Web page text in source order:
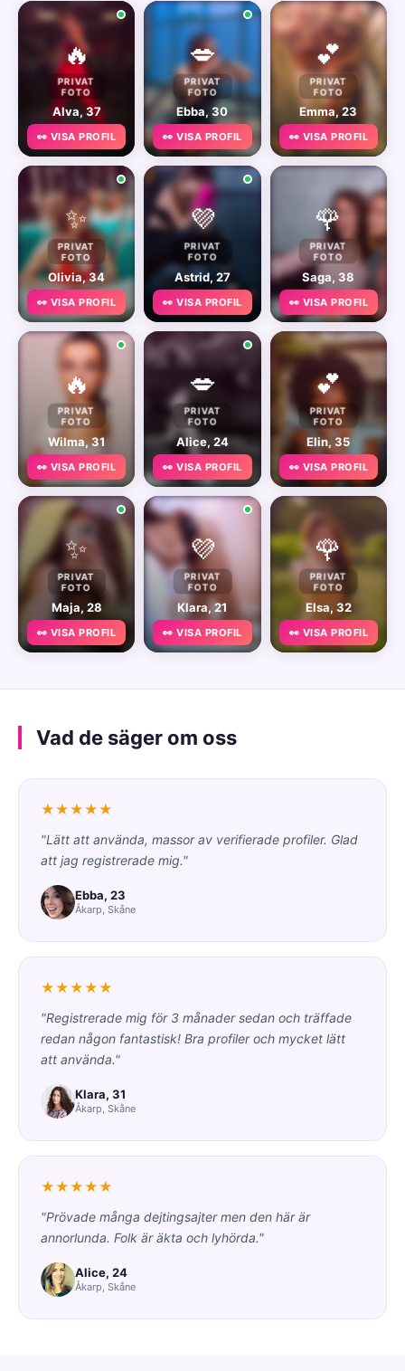
🔥
PRIVAT
FOTO
Alva, 37
👀 VISA PROFIL
💋
PRIVAT
FOTO
Ebba, 30
👀 VISA PROFIL
💕
PRIVAT
FOTO
Emma, 23
👀 VISA PROFIL
✨
PRIVAT
FOTO
Olivia, 34
👀 VISA PROFIL
💜
PRIVAT
FOTO
Astrid, 27
👀 VISA PROFIL
🌹
PRIVAT
FOTO
Saga, 38
👀 VISA PROFIL
🔥
PRIVAT
FOTO
Wilma, 31
👀 VISA PROFIL
💋
PRIVAT
FOTO
Alice, 24
👀 VISA PROFIL
💕
PRIVAT
FOTO
Elin, 35
👀 VISA PROFIL
✨
PRIVAT
FOTO
Maja, 28
👀 VISA PROFIL
💜
PRIVAT
FOTO
Klara, 21
👀 VISA PROFIL
🌹
PRIVAT
FOTO
Elsa, 32
👀 VISA PROFIL
Vad de säger om oss
★★★★★
"Lätt att använda, massor av verifierade profiler. Glad
att jag registrerade mig."
Ebba, 23
Åkarp, Skåne
★★★★★
"Registrerade mig för 3 månader sedan och träffade
redan någon fantastisk! Bra profiler och mycket lätt
att använda."
Klara, 31
Åkarp, Skåne
★★★★★
"Prövade många dejtingsajter men den här är
annorlunda. Folk är äkta och lyhörda."
Alice, 24
Åkarp, Skåne